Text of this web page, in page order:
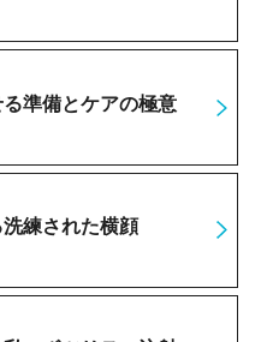
準備とケアの極意
練された横顔